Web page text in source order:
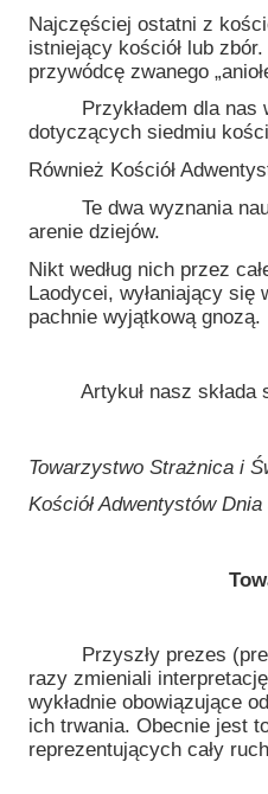
Najczęściej ostatni z
istniejący kościół lub
przywódcę zwanego
Przykładem dla nas w
dotyczących siedmiu
Również Kościół
Te dwa wyznania
arenie dziejów.
Nikt według nich przez
Laodycei, wyłaniający się
pachnie wyjątkową gnozą.
Artykuł nasz składa
Towarzystwo Strażnica i
Kościół Adwentystów
Przyszły prezes
razy zmieniali
wykładnie obowiązujące
ich trwania. Obecnie jest
reprezentujących cały